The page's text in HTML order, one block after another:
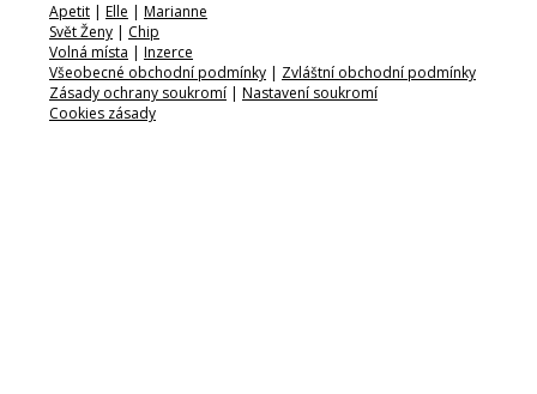
Apetit | Elle | Marianne
Svět Ženy | Chip
Volná místa | Inzerce
Všeobecné obchodní podmínky | Zvláštní obchodní podmínky
Zásady ochrany soukromí | Nastavení soukromí
Cookies zásady